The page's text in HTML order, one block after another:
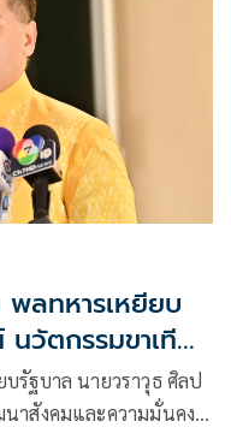
พลทหารเหยียบ
วัตกรรมขาเทียม
ดิการครอบครัว
รัฐบาล นายวราวุธ ศิลป
นาสังคมและความมั่นคง